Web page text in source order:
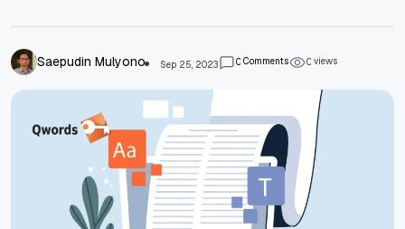
Saepudin Mulyono Sep 25, 2023 0Comments 0views